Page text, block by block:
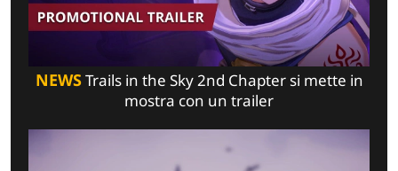
NEWSTrails in the Sky 2nd Chapter si mette in
mostra con un trailer